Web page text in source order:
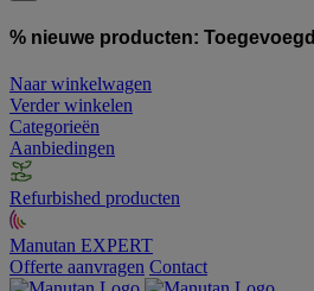
% nieuwe producten: Toegevoegd
Naar winkelwagen
Verder winkelen
Categorieën
Aanbiedingen
Refurbished producten
Manutan EXPERT
Offerte aanvragen Contact